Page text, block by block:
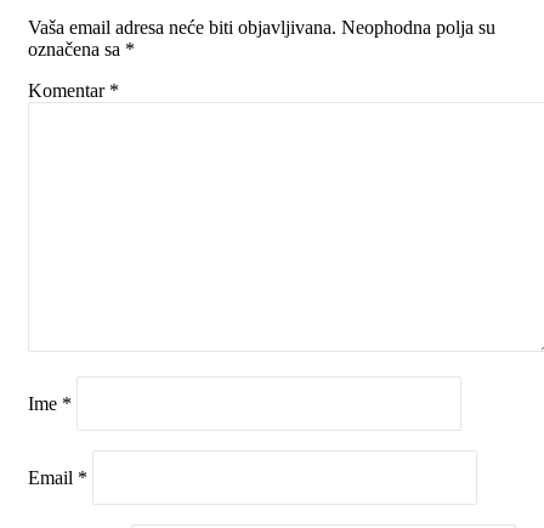
Vaša email adresa neće biti objavljivana. Neophodna polja su
označena sa *
Komentar *
Ime *
Email *